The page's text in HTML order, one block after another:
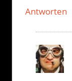
Antworten